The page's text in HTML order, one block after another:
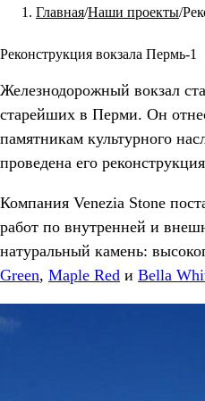
Главная Наши проекты
Реконструкция вокзала Пермь-1
Железнодорожный вокзал
старейших в Перми. Он
памятникам культурного
проведена его
Компания Venezia Stone
работ по внутренней и
натуральный камень:
Green, Maple Red и Bella